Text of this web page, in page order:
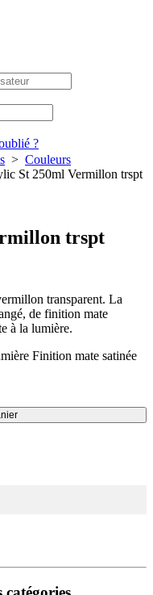
?
> Couleurs
St 250ml Vermillon trspt
trspt
transparent. La
de finition mate
à la lumière.
Finition mate satinée